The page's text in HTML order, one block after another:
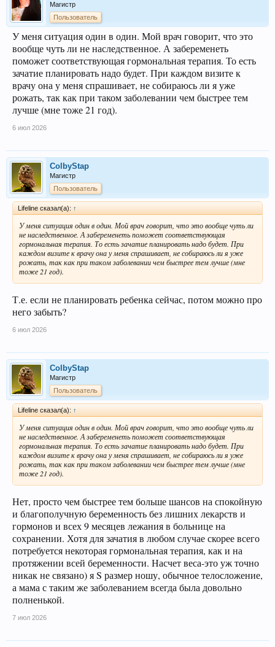
Магистр
Пользователь
У меня ситуация один в один. Мой врач говорит, что это
вообще чуть ли не наследственное. А забеременеть
поможет соответствующая гормональная терапия. То есть
зачатие планировать надо будет. При каждом визите к
врачу она у меня спрашивает, не собираюсь ли я уже
рожать, так как при таком заболевании чем быстрее тем
лучше (мне тоже 21 год).
6 июл 2026
ColbyStap
Магистр
Пользователь
Lifeline сказал(а): ↑
У меня ситуация один в один. Мой врач говорит, что это вообще чуть ли
не наследственное. А забеременеть поможет соответствующая
гормональная терапия. То есть зачатие планировать надо будет. При
каждом визите к врачу она у меня спрашивает, не собираюсь ли я уже
рожать, так как при таком заболевании чем быстрее тем лучше (мне
тоже 21 год).
Т.е. если не планировать ребенка сейчас, потом можно про
него забыть?
6 июл 2026
ColbyStap
Магистр
Пользователь
Lifeline сказал(а): ↑
У меня ситуация один в один. Мой врач говорит, что это вообще чуть ли
не наследственное. А забеременеть поможет соответствующая
гормональная терапия. То есть зачатие планировать надо будет. При
каждом визите к врачу она у меня спрашивает, не собираюсь ли я уже
рожать, так как при таком заболевании чем быстрее тем лучше (мне
тоже 21 год).
Нет, просто чем быстрее тем больше шансов на спокойную
и благополучную беременность без лишних лекарств и
гормонов и всех 9 месяцев лежания в больнице на
сохранении. Хотя для зачатия в любом случае скорее всего
потребуется некоторая гормональная терапия, как и на
протяжении всей беременности. Насчет веса-это уж точно
никак не связано) я S размер ношу, обычное телосложение,
а мама с таким же заболеванием всегда была довольно
полненькой.
7 июл 2026